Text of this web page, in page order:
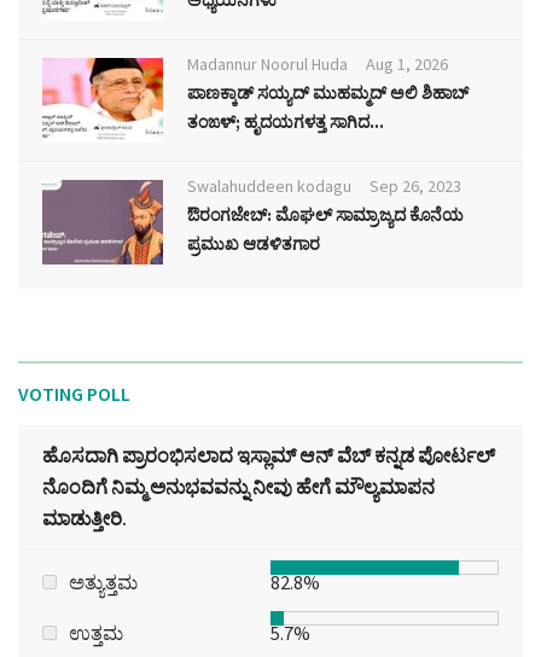
Madannur Noorul Huda
Aug 1, 2026
ಪಾಣಕ್ಕಾಡ್ ಸಯ್ಯದ್ ಮುಹಮ್ಮದ್ ಅಲಿ ಶಿಹಾಬ್
ತಂಙಳ್; ಹೃದಯಗಳತ್ತ ಸಾಗಿದ...
Swalahuddeen kodagu
Sep 26, 2023
ಔರಂಗಜೇಬ್: ಮೊಘಲ್ ಸಾಮ್ರಾಜ್ಯದ ಕೊನೆಯ
ಪ್ರಮುಖ ಆಡಳಿತಗಾರ
VOTING POLL
ಹೊಸದಾಗಿ ಪ್ರಾರಂಭಿಸಲಾದ ಇಸ್ಲಾಮ್ ಆನ್ ವೆಬ್ ಕನ್ನಡ ಪೋರ್ಟಲ್‌
ನೊಂದಿಗೆ ನಿಮ್ಮ ಅನುಭವವನ್ನು ನೀವು ಹೇಗೆ ಮೌಲ್ಯಮಾಪನ
ಮಾಡುತ್ತೀರಿ.
ಅತ್ಯುತ್ತಮ 82.8%
ಉತ್ತಮ 5.7%